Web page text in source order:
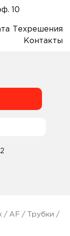
10
Техрешения
Контакты
/ AF / Трубки /